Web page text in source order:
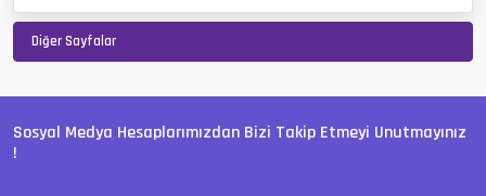
Diğer Sayfalar
Sosyal Medya Hesaplarımızdan Bizi Takip Etmeyi Unutmayınız
!